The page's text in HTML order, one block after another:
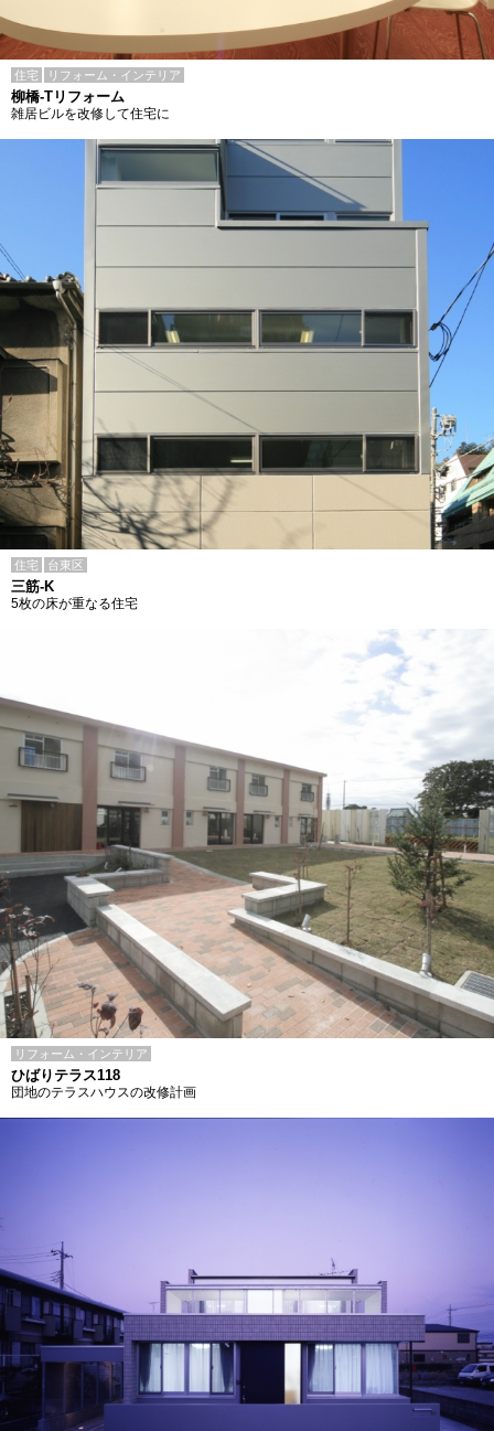
住宅 リフォーム・インテリア
柳橋-Tリフォーム
雑居ビルを改修して住宅に
住宅 台東区
三筋-K
5枚の床が重なる住宅
リフォーム・インテリア
ひばりテラス118
団地のテラスハウスの改修計画